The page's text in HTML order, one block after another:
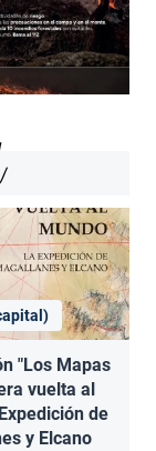
"Los Mapas
vuelta al
de
y Elcano